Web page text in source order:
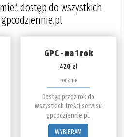
dostęp do wszystkich
GPC - na 1 rok
420 zł
rocznie
Dostęp przez rok do
wszystkich treści serwisu
gpcodziennie.pl.
WYBIERAM